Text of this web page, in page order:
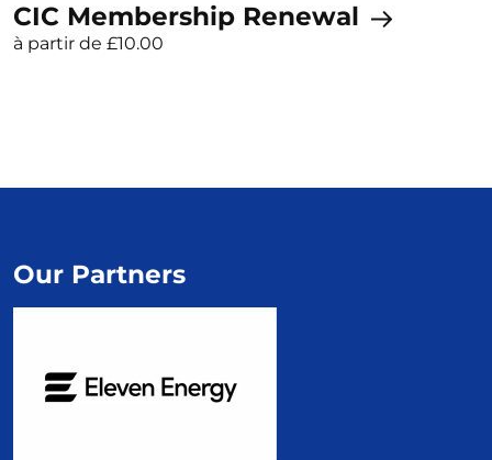
CIC Membership Renewal
à partir de £10.00
Our Partners